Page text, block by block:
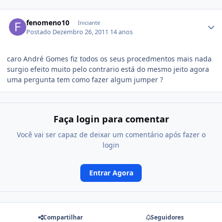
fenomeno10 Iniciante
Postado Dezembro 26, 2011 14 anos
caro André Gomes fiz todos os seus procedmentos mais nada
surgio efeito muito pelo contrario está do mesmo jeito agora
uma pergunta tem como fazer algum jumper ?
Faça login para comentar
Você vai ser capaz de deixar um comentário após fazer o
login
Entrar Agora
Compartilhar Seguidores